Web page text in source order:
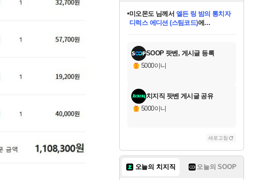
당첨되셨습니다.
당첨되셨습니다.
당첨되셨습니다.
미오몬도님께서 엘든 링 밤의 통치자
디럭스 에디션 (스팀코드)에
당첨되셨습니다.
당첨되셨습니다.
당첨되셨습니다.
에디션 (스팀코드) 를 교환.
당첨되셨습니다.
당첨되셨습니다.
SOOP 팟벤, 게시글 등록
5000이니
치지직 팟벤 게시글 공유
5000이니
새로고침
오늘의 치지직 오늘의 SOOP